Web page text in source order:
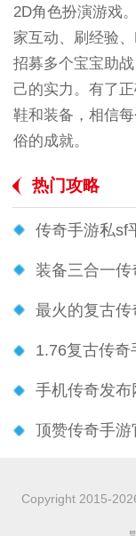
2D角色扮演游戏
家互动、刷经验
招募多个宝宝助
己的实力。有了
鞋和装备，相信
俗的成就。
热门攻略
传奇手游私sf
装备三合一传
最火的复古传
1.76复古传
手机传奇发布
顶赞传奇手游
Copyright 2015-